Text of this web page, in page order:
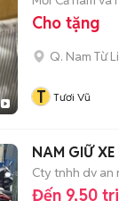
Cho tặng
Q. Nam Từ
T Tươi Vũ
NAM GIỮ
Cty tnhh dv
Đến 9,50